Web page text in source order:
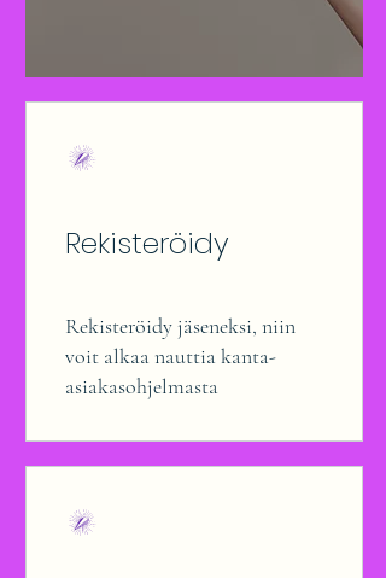
Rekisteröidy
Rekisteröidy jäseneksi, niin
voit alkaa nauttia kanta-
asiakasohjelmasta